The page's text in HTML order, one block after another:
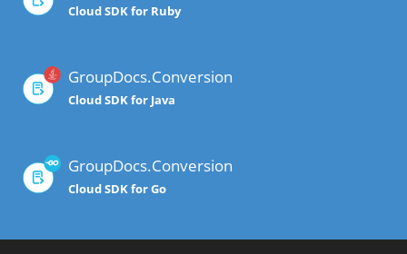
Cloud SDK for Ruby
GroupDocs.Conversion
Cloud SDK for Java
GroupDocs.Conversion
Cloud SDK for Go